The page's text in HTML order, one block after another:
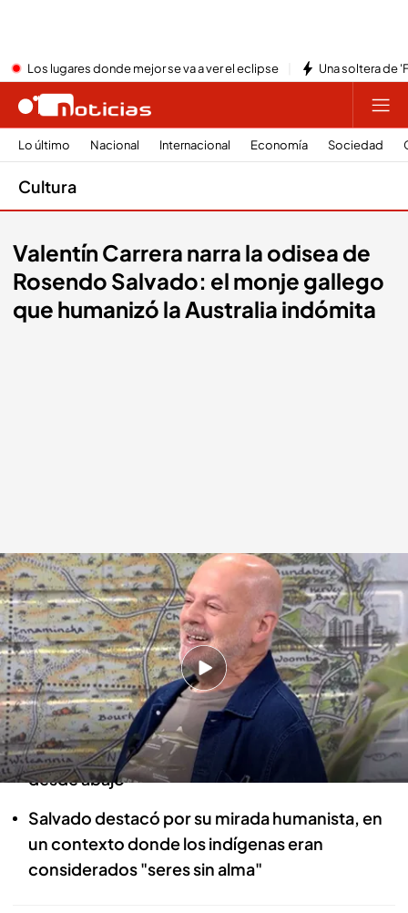
Los lugares donde mejor se va a ver el eclipse Una soltera de
Lo último Nacional Internacional Economía Sociedad
Cultura
Valentín Carrera narra la odisea de
Rosendo Salvado: el monje gallego
que humanizó la Australia indómita
Valentín Carrera en su entrevista con Manso.Realización: Gabriel Pérez
Iglesias
Miguel Manso
21 MAY 2026 - 14:59h.
El escritor y periodista berciano ha sido
galardonado con el Primer Premio Altaïr de
Literatura de Viajes por su obra ‘El mundo
desde abajo’
Salvado destacó por su mirada humanista, en
un contexto donde los indígenas eran
considerados "seres sin alma"